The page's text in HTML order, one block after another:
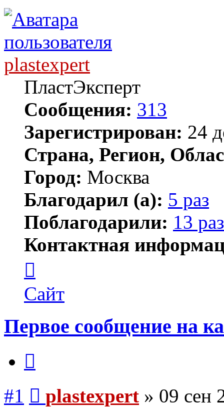
plastexpert
ПластЭксперт
Сообщения: 313
Зарегистрирован: 24
Страна, Регион,
Город: Москва
Благодарил (а): 5 раз
Поблагодарили: 13 раз
Контактная
пользователя
plastexpert
Сайт
Первое сообщение на
#1 plastexpert » 09 сен